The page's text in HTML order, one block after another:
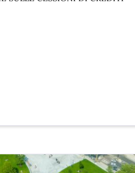
CESSIONI DI CREDITI ANNO 2026}